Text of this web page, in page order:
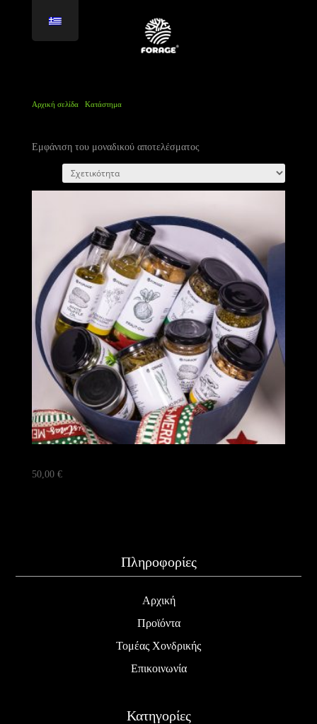
Αρχική σελίδα/ Κατάστημα/
Εμφάνιση του μοναδικού αποτελέσματος
50,00 €
Πληροφορίες
Αρχική
Προϊόντα
Τομέας Χονδρικής
Επικοινωνία
Κατηγορίες